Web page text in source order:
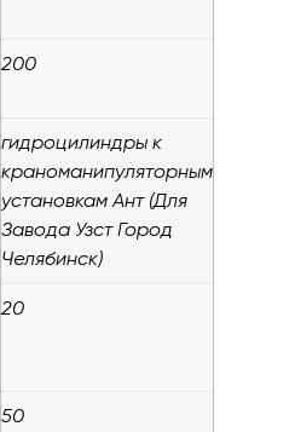
200
гидроцилиндры к
краноманипуляторным
установкам Ант (Для
Завода Узст Город
Челябинск)
20
50